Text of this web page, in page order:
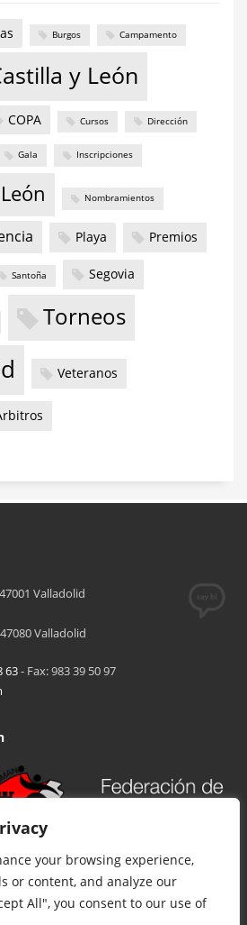
your browsing experience,
or content, and analyze our
All", you consent to our use of
Burgos Campamento
y León
COPA Cursos Dirección
Gala Inscripciones
León Nombramientos
Playa Premios
Santoña Segovia
Torneos
Veteranos
Valladolid
Valladolid
63- Fax: 983 39 50 97